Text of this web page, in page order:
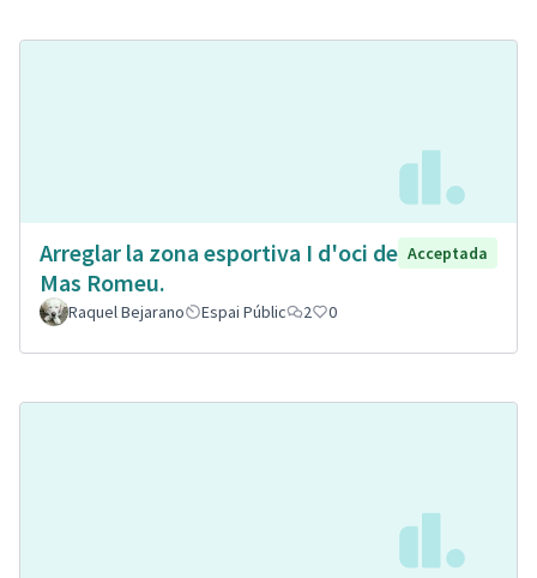
Arreglar la zona esportiva I d'oci de
Mas Romeu.
Acceptada
Raquel Bejarano Espai Públic 2 0